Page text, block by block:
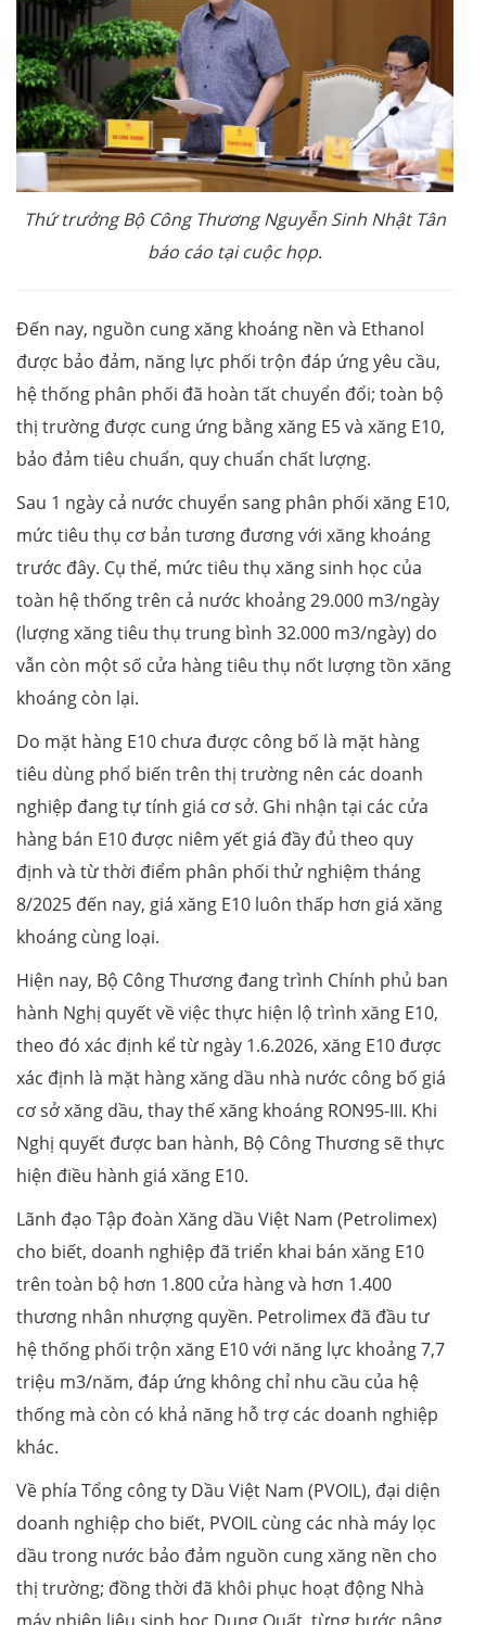
Thứ trưởng Bộ Công Thương Nguyễn Sinh Nhật Tân
báo cáo tại cuộc họp.
Đến nay, nguồn cung xăng khoáng nền và Ethanol
được bảo đảm, năng lực phối trộn đáp ứng yêu cầu,
hệ thống phân phối đã hoàn tất chuyển đổi; toàn bộ
thị trường được cung ứng bằng xăng E5 và xăng E10,
bảo đảm tiêu chuẩn, quy chuẩn chất lượng.
Sau 1 ngày cả nước chuyển sang phân phối xăng E10,
mức tiêu thụ cơ bản tương đương với xăng khoáng
trước đây. Cụ thể, mức tiêu thụ xăng sinh học của
toàn hệ thống trên cả nước khoảng 29.000 m3/ngày
(lượng xăng tiêu thụ trung bình 32.000 m3/ngày) do
vẫn còn một số cửa hàng tiêu thụ nốt lượng tồn xăng
khoáng còn lại.
Do mặt hàng E10 chưa được công bố là mặt hàng
tiêu dùng phổ biến trên thị trường nên các doanh
nghiệp đang tự tính giá cơ sở. Ghi nhận tại các cửa
hàng bán E10 được niêm yết giá đầy đủ theo quy
định và từ thời điểm phân phối thử nghiệm tháng
8/2025 đến nay, giá xăng E10 luôn thấp hơn giá xăng
khoáng cùng loại.
Hiện nay, Bộ Công Thương đang trình Chính phủ ban
hành Nghị quyết về việc thực hiện lộ trình xăng E10,
theo đó xác định kể từ ngày 1.6.2026, xăng E10 được
xác định là mặt hàng xăng dầu nhà nước công bố giá
cơ sở xăng dầu, thay thế xăng khoáng RON95-III. Khi
Nghị quyết được ban hành, Bộ Công Thương sẽ thực
hiện điều hành giá xăng E10.
Lãnh đạo Tập đoàn Xăng dầu Việt Nam (Petrolimex)
cho biết, doanh nghiệp đã triển khai bán xăng E10
trên toàn bộ hơn 1.800 cửa hàng và hơn 1.400
thương nhân nhượng quyền. Petrolimex đã đầu tư
hệ thống phối trộn xăng E10 với năng lực khoảng 7,7
triệu m3/năm, đáp ứng không chỉ nhu cầu của hệ
thống mà còn có khả năng hỗ trợ các doanh nghiệp
khác.
Về phía Tổng công ty Dầu Việt Nam (PVOIL), đại diện
doanh nghiệp cho biết, PVOIL cùng các nhà máy lọc
dầu trong nước bảo đảm nguồn cung xăng nền cho
thị trường; đồng thời đã khôi phục hoạt động Nhà
máy nhiên liệu sinh học Dung Quất, từng bước nâng